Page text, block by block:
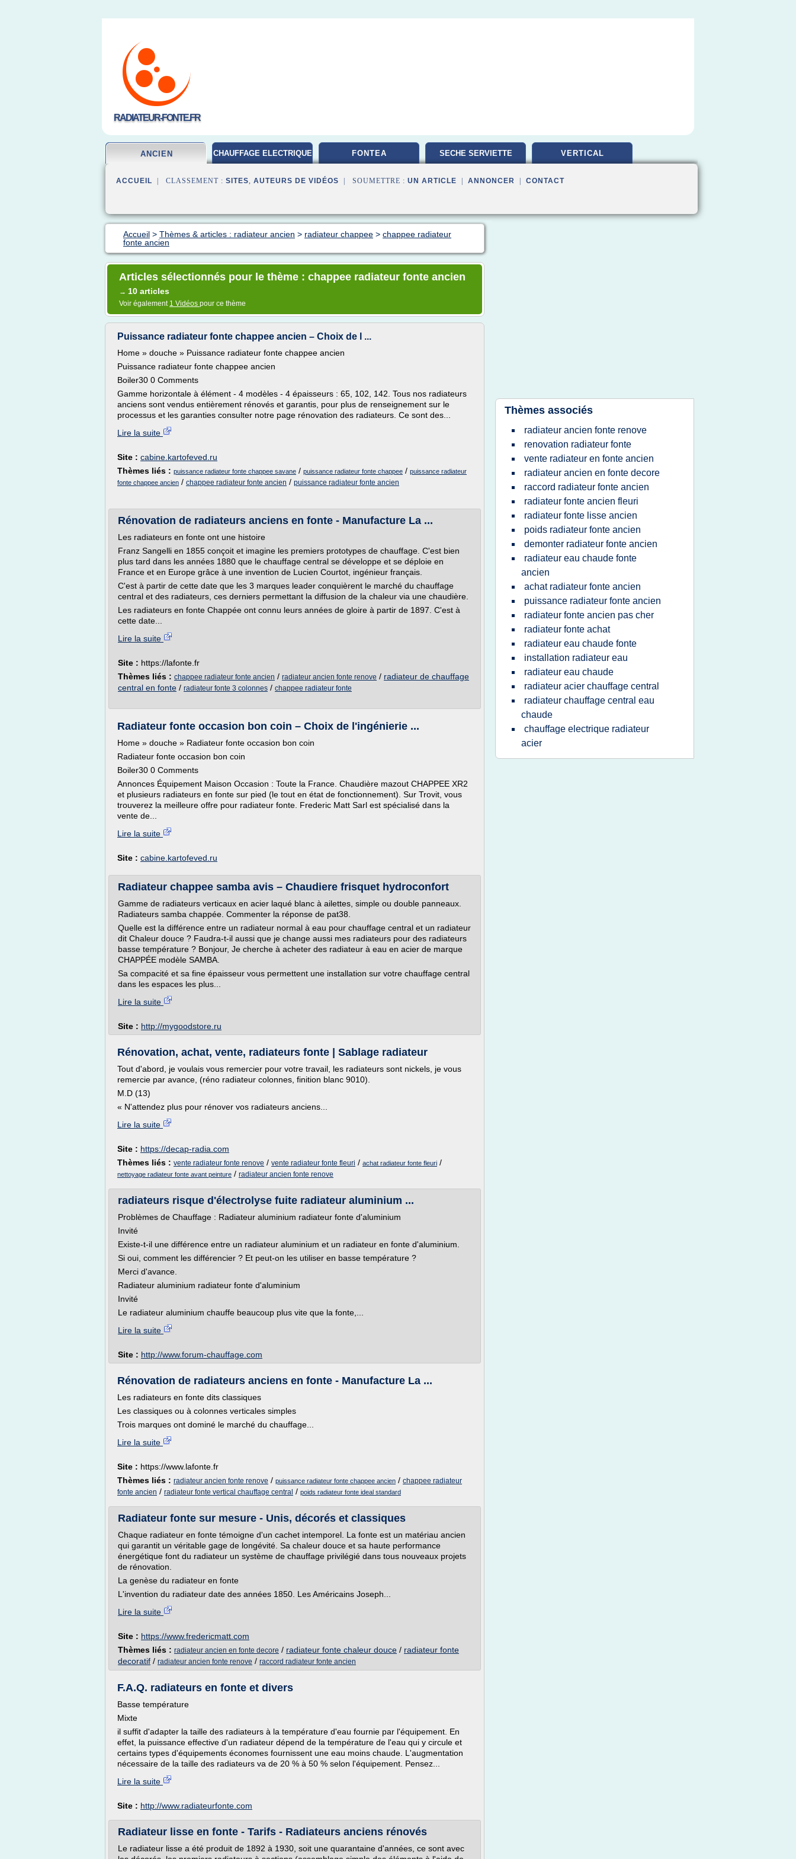
RADIATEUR-FONTE.FR
ANCIEN CHAUFFAGE ELECTRIQUE FONTEA SECHE SERVIETTE VERTICAL
ACCUEIL | CLASSEMENT : SITES, AUTEURS DE VIDÉOS | SOUMETTRE : UN ARTICLE ANNONCER CONTACT
Accueil > Thèmes & articles : radiateur ancien > radiateur chappee > chappee radiateur
fonte ancien
Articles sélectionnés pour le thème : chappee radiateur fonte ancien
→ 10 articles
Voir également 1 Vidéos pour ce thème
Puissance radiateur fonte chappee ancien – Choix de l ...
Home » douche » Puissance radiateur fonte chappee ancien
Puissance radiateur fonte chappee ancien
Boiler30 0 Comments
Gamme horizontale à élément - 4 modèles - 4 épaisseurs : 65, 102, 142. Tous nos radiateurs
anciens sont vendus entièrement rénovés et garantis, pour plus de renseignement sur le
processus et les garanties consulter notre page rénovation des radiateurs. Ce sont des...
Lire la suite
Site : cabine.kartofeved.ru
Thèmes liés : puissance radiateur fonte chappee savane / puissance radiateur fonte chappee / puissance radiateur
fonte chappee ancien / chappee radiateur fonte ancien / puissance radiateur fonte ancien
Rénovation de radiateurs anciens en fonte - Manufacture La ...
Les radiateurs en fonte ont une histoire
Franz Sangelli en 1855 conçoit et imagine les premiers prototypes de chauffage. C'est bien
plus tard dans les années 1880 que le chauffage central se développe et se déploie en
France et en Europe grâce à une invention de Lucien Courtot, ingénieur français.
C'est à partir de cette date que les 3 marques leader conquièrent le marché du chauffage
central et des radiateurs, ces derniers permettant la diffusion de la chaleur via une chaudière.
Les radiateurs en fonte Chappée ont connu leurs années de gloire à partir de 1897. C'est à
cette date...
Lire la suite
Site : https://lafonte.fr
Thèmes liés : chappee radiateur fonte ancien / radiateur ancien fonte renove / radiateur de chauffage
central en fonte / radiateur fonte 3 colonnes / chappee radiateur fonte
Radiateur fonte occasion bon coin – Choix de l'ingénierie ...
Home » douche » Radiateur fonte occasion bon coin
Radiateur fonte occasion bon coin
Boiler30 0 Comments
Annonces Équipement Maison Occasion : Toute la France. Chaudière mazout CHAPPEE XR2
et plusieurs radiateurs en fonte sur pied (le tout en état de fonctionnement). Sur Trovit, vous
trouverez la meilleure offre pour radiateur fonte. Frederic Matt Sarl est spécialisé dans la
vente de...
Lire la suite
Site : cabine.kartofeved.ru
Radiateur chappee samba avis – Chaudiere frisquet hydroconfort
Gamme de radiateurs verticaux en acier laqué blanc à ailettes, simple ou double panneaux.
Radiateurs samba chappée. Commenter la réponse de pat38.
Quelle est la différence entre un radiateur normal à eau pour chauffage central et un radiateur
dit Chaleur douce ? Faudra-t-il aussi que je change aussi mes radiateurs pour des radiateurs
basse température ? Bonjour, Je cherche à acheter des radiateur à eau en acier de marque
CHAPPÉE modèle SAMBA.
Sa compacité et sa fine épaisseur vous permettent une installation sur votre chauffage central
dans les espaces les plus...
Lire la suite
Site : http://mygoodstore.ru
Rénovation, achat, vente, radiateurs fonte | Sablage radiateur
Tout d'abord, je voulais vous remercier pour votre travail, les radiateurs sont nickels, je vous
remercie par avance, (réno radiateur colonnes, finition blanc 9010).
M.D (13)
« N'attendez plus pour rénover vos radiateurs anciens...
Lire la suite
Site : https://decap-radia.com
Thèmes liés : vente radiateur fonte renove / vente radiateur fonte fleuri / achat radiateur fonte fleuri /
nettoyage radiateur fonte avant peinture / radiateur ancien fonte renove
radiateurs risque d'électrolyse fuite radiateur aluminium ...
Problèmes de Chauffage : Radiateur aluminium radiateur fonte d'aluminium
Invité
Existe-t-il une différence entre un radiateur aluminium et un radiateur en fonte d'aluminium.
Si oui, comment les différencier ? Et peut-on les utiliser en basse température ?
Merci d'avance.
Radiateur aluminium radiateur fonte d'aluminium
Invité
Le radiateur aluminium chauffe beaucoup plus vite que la fonte,...
Lire la suite
Site : http://www.forum-chauffage.com
Rénovation de radiateurs anciens en fonte - Manufacture La ...
Les radiateurs en fonte dits classiques
Les classiques ou à colonnes verticales simples
Trois marques ont dominé le marché du chauffage...
Lire la suite
Site : https://www.lafonte.fr
Thèmes liés : radiateur ancien fonte renove / puissance radiateur fonte chappee ancien / chappee radiateur
fonte ancien / radiateur fonte vertical chauffage central / poids radiateur fonte ideal standard
Radiateur fonte sur mesure - Unis, décorés et classiques
Chaque radiateur en fonte témoigne d'un cachet intemporel. La fonte est un matériau ancien
qui garantit un véritable gage de longévité. Sa chaleur douce et sa haute performance
énergétique font du radiateur un système de chauffage privilégié dans tous nouveaux projets
de rénovation.
La genèse du radiateur en fonte
L'invention du radiateur date des années 1850. Les Américains Joseph...
Lire la suite
Site : https://www.fredericmatt.com
Thèmes liés : radiateur ancien en fonte decore / radiateur fonte chaleur douce / radiateur fonte
decoratif / radiateur ancien fonte renove / raccord radiateur fonte ancien
F.A.Q. radiateurs en fonte et divers
Basse température
Mixte
il suffit d'adapter la taille des radiateurs à la température d'eau fournie par l'équipement. En
effet, la puissance effective d'un radiateur dépend de la température de l'eau qui y circule et
certains types d'équipements économes fournissent une eau moins chaude. L'augmentation
nécessaire de la taille des radiateurs va de 20 % à 50 % selon l'équipement. Pensez...
Lire la suite
Site : http://www.radiateurfonte.com
Radiateur lisse en fonte - Tarifs - Radiateurs anciens rénovés
Le radiateur lisse a été produit de 1892 à 1930, soit une quarantaine d'années, ce sont avec
Thèmes associés
radiateur ancien fonte renove
renovation radiateur fonte
vente radiateur en fonte ancien
radiateur ancien en fonte decore
raccord radiateur fonte ancien
radiateur fonte ancien fleuri
radiateur fonte lisse ancien
poids radiateur fonte ancien
demonter radiateur fonte ancien
radiateur eau chaude fonte
ancien
achat radiateur fonte ancien
puissance radiateur fonte ancien
radiateur fonte ancien pas cher
radiateur fonte achat
radiateur eau chaude fonte
installation radiateur eau
radiateur eau chaude
radiateur acier chauffage central
radiateur chauffage central eau
chaude
chauffage electrique radiateur
acier